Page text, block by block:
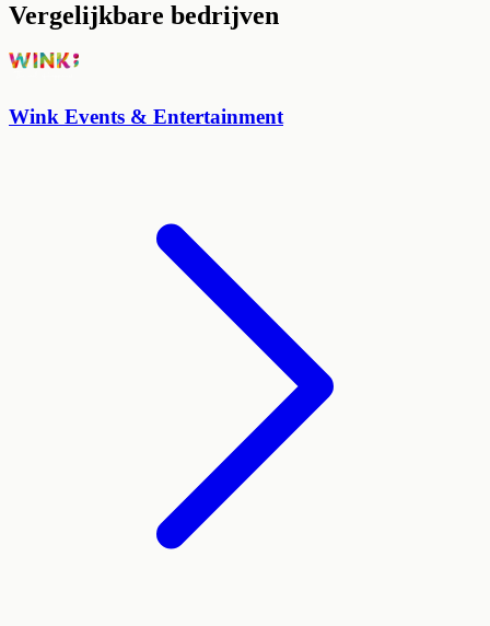
Vergelijkbare bedrijven
Wink Events & Entertainment